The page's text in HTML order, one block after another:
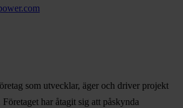
som utvecklar, äger och driver projekt
har åtagit sig att påskynda